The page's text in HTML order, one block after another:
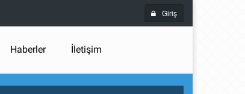
Giriş
Haberler İletişim